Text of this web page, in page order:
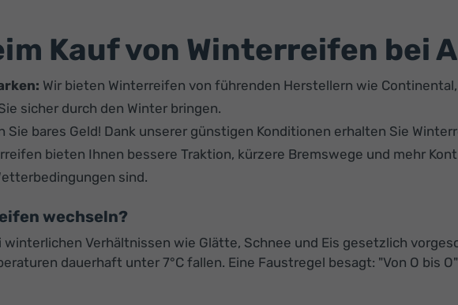
Kauf von Winterreifen bei
Wir bieten Winterreifen von führenden Herstellern wie
sicher durch den Winter bringen.
Sie bares Geld! Dank unserer günstigen Konditionen erhalten Sie
bieten Ihnen bessere Traktion, kürzere Bremswege und mehr
sind.
wechseln?
Verhältnissen wie Glätte, Schnee und Eis gesetzlich
dauerhaft unter 7°C fallen. Eine Faustregel besagt: "Von O bis